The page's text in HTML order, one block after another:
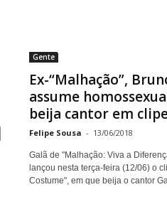
Gente
Ex-“Malhação”,
assume
beija cantor em
Felipe Sousa - 13/06/2018
Galã de "Malhação: Viva a
lançou nesta terça-feira (12/06) o
Costume", em que beija o cantor